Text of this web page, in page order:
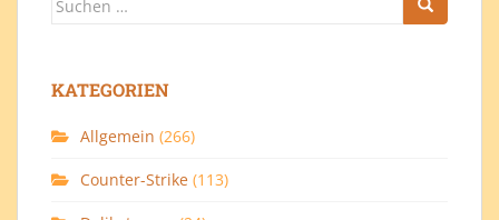
KATEGORIEN
Allgemein (266)
Counter-Strike (113)